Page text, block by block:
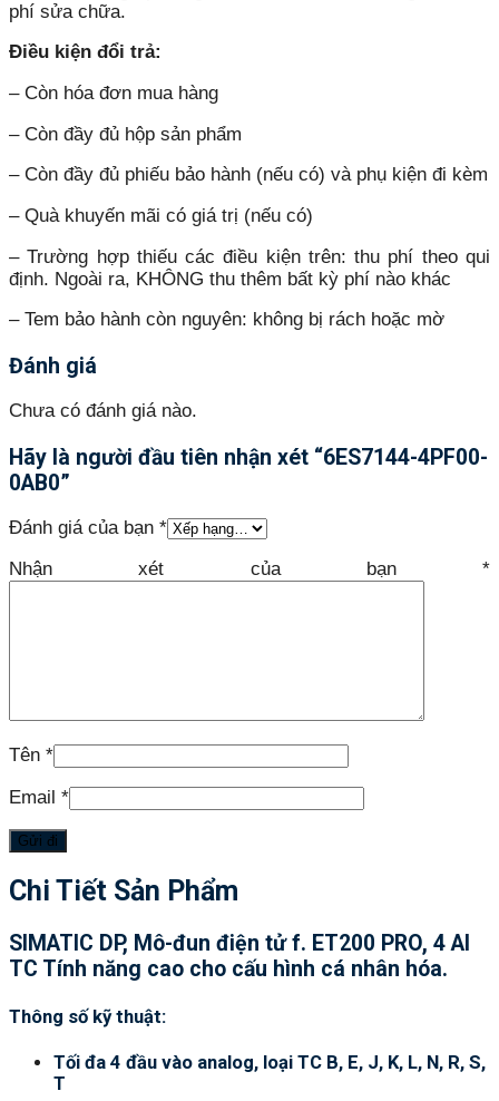
phí sửa chữa.
Điều kiện đổi trả:
– Còn hóa đơn mua hàng
– Còn đầy đủ hộp sản phẩm
– Còn đầy đủ phiếu bảo hành (nếu có) và phụ kiện đi kèm
– Quà khuyến mãi có giá trị (nếu có)
– Trường hợp thiếu các điều kiện trên: thu phí theo qui
định. Ngoài ra, KHÔNG thu thêm bất kỳ phí nào khác
– Tem bảo hành còn nguyên: không bị rách hoặc mờ
Đánh giá
Chưa có đánh giá nào.
Hãy là người đầu tiên nhận xét “6ES7144-4PF00-
0AB0”
Đánh giá của bạn *
Nhận xét của bạn *
Tên *
Email *
Chi Tiết Sản Phẩm
SIMATIC DP, Mô-đun điện tử f. ET200 PRO, 4 AI
TC Tính năng cao cho cấu hình cá nhân hóa.
Thông số kỹ thuật:
Tối đa 4 đầu vào analog, loại TC B, E, J, K, L, N, R, S,
T